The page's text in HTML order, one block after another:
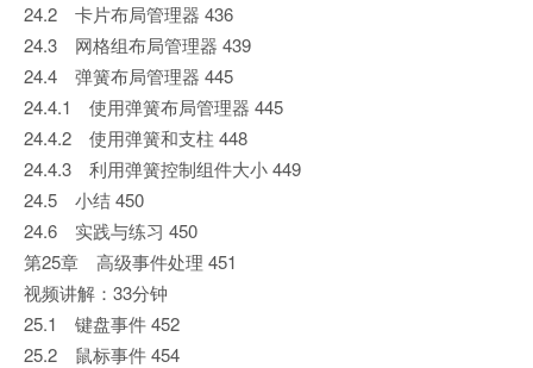
24.2 卡片布局管理器 436
24.3 网格组布局管理器 439
24.4 弹簧布局管理器 445
24.4.1 使用弹簧布局管理器 445
24.4.2 使用弹簧和支柱 448
24.4.3 利用弹簧控制组件大小 449
24.5 小结 450
24.6 实践与练习 450
第25章 高级事件处理 451
视频讲解：33分钟
25.1 键盘事件 452
25.2 鼠标事件 454